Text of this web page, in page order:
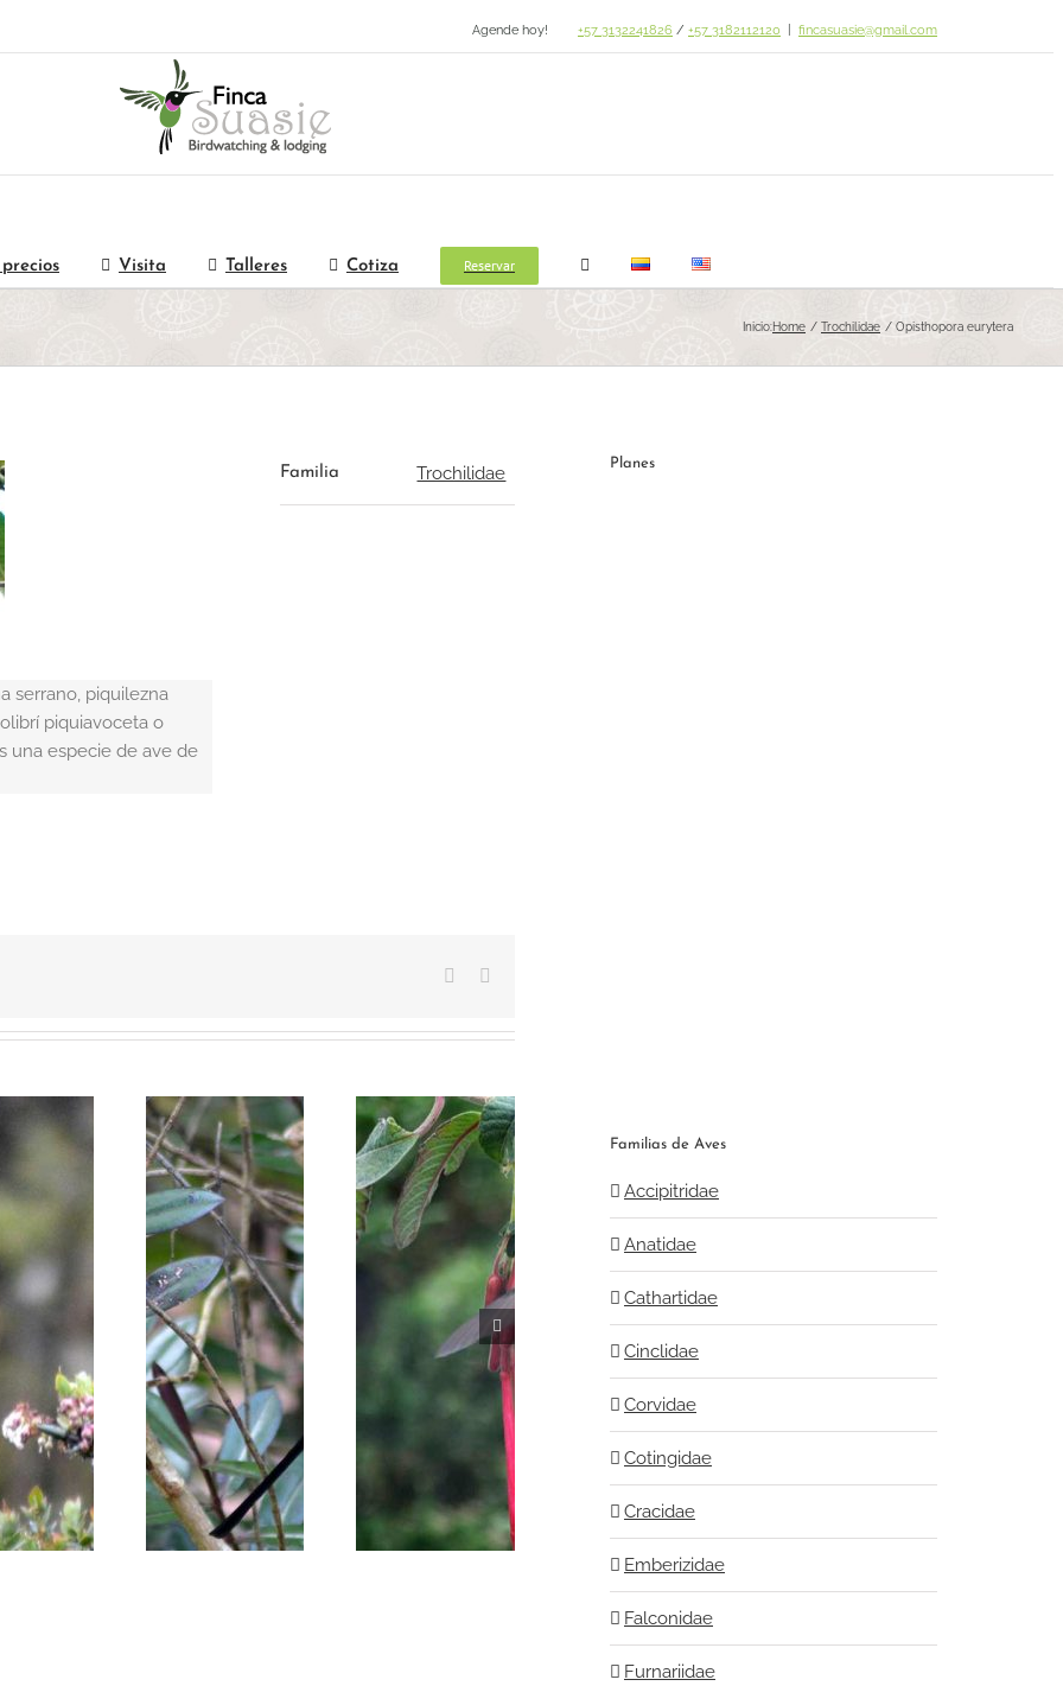
Agende hoy! +57 3132241826 / +57 3182112120 fincasuasie@gmail.com
Visita Talleres Cotiza Reservar
Inicio:Home Trochilidae Opisthopora eurytera
serrano, piquilezna
piquiavoceta o
una especie de ave de
Familia Trochilidae
Facebook
Lesbia victoriae Lesbia nuna
Planes
Familias de Aves
Accipitridae
Anatidae
Cathartidae
Cinclidae
Corvidae
Cotingidae
Cracidae
Emberizidae
Falconidae
Furnariidae